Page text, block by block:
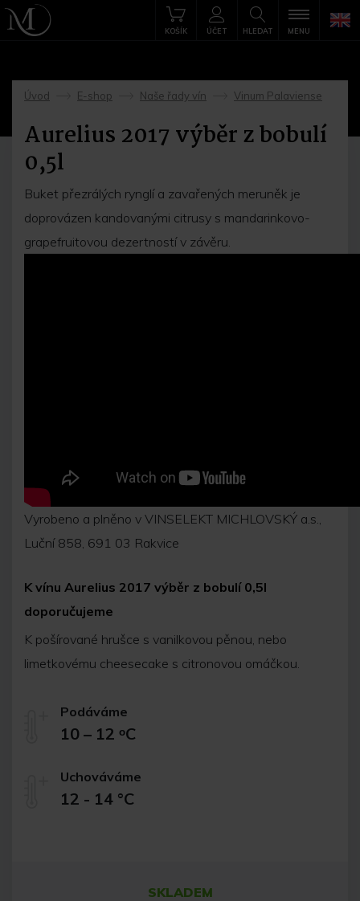
HLEDAT
KOŠÍK ÚČET MENU
Úvod
->
E-shop
->
Naše řady vín
->
Vinum Palaviense
Aurelius 2017 výběr z bobulí
0,5l
Buket přezrálých rynglí a zavařených meruněk je
doprovázen kandovanými citrusy s mandarinkovo-
grapefruitovou dezertností v závěru.
Vyrobeno a plněno v VINSELEKT MICHLOVSKÝ a.s.,
Luční 858, 691 03 Rakvice
K vínu Aurelius 2017 výběr z bobulí 0,5l
doporučujeme
K pošírované hrušce s vanilkovou pěnou, nebo
limetkovému cheesecake s citronovou omáčkou.
Podáváme
10 – 12 ᵒC
Uchováváme
12 - 14 °C
SKLADEM